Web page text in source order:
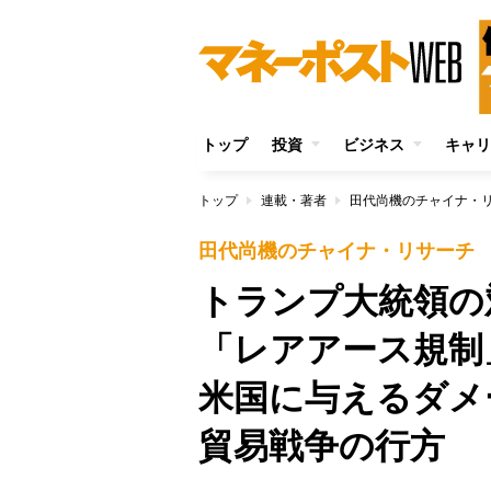
トップ 投資 ビジネス キャ
トップ 連載・著者 田代尚機のチャイナ・
田代尚機のチャイナ・リサーチ
トランプ大統領
「レアアース規
米国に与えるダ
貿易戦争の行方